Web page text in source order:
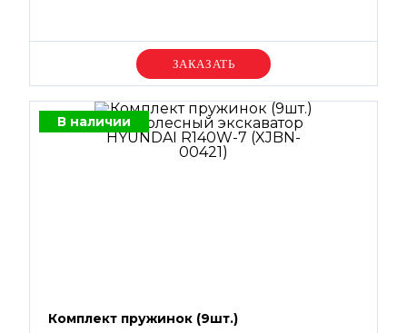
Уточняйте цену
В наличии
Комплект пружинок (9шт.)